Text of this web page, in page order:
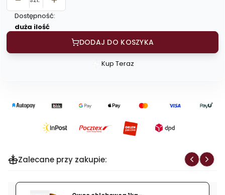
Dostępność:
duża ilość
DODAJ DO KOSZYKA
Szybki
produktu
Witalna
Kup Teraz
Zalecane przy zakupie: